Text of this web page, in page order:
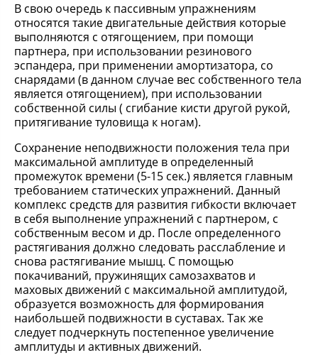
В свою очередь к пассивным упражнениям
относятся такие двигательные действия которые
выполняются с отягощением, при помощи
партнера, при использовании резинового
эспандера, при применении амортизатора, со
снарядами (в данном случае вес собственного тела
является отягощением), при использовании
собственной силы ( сгибание кисти другой рукой,
притягивание туловища к ногам).
Сохранение неподвижности положения тела при
максимальной амплитуде в определенный
промежуток времени (5-15 сек.) является главным
требованием статических упражнений. Данный
комплекс средств для развития гибкости включает
в себя выполнение упражнений с партнером, с
собственным весом и др. После определенного
растягивания должно следовать расслабление и
снова растягивание мышц. С помощью
покачиваний, пружинящих самозахватов и
маховых движений с максимальной амплитудой,
образуется возможность для формирования
наибольшей подвижности в суставах. Так же
следует подчеркнуть постепенное увеличение
амплитуды и активных движений.